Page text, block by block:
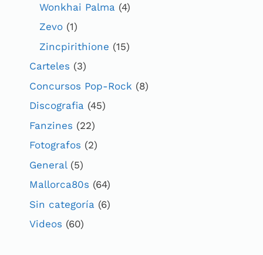
Wonkhai Palma (4)
Zevo (1)
Zincpirithione (15)
Carteles (3)
Concursos Pop-Rock (8)
Discografia (45)
Fanzines (22)
Fotografos (2)
General(5)
Mallorca80s (64)
Sin categoría (6)
Videos (60)